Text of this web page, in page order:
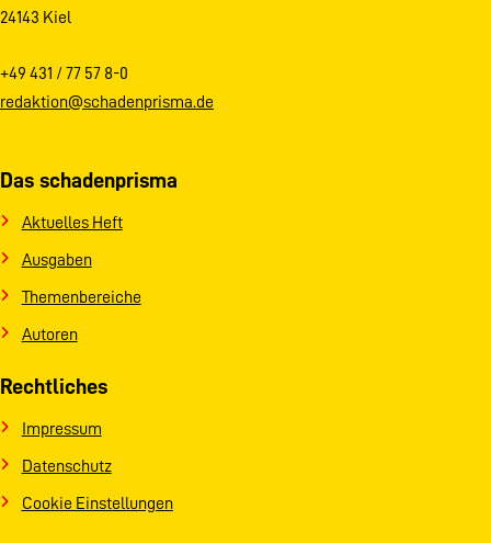
24143 Kiel
+49 431 / 77 57 8-0
redaktion@schadenprisma.de
Das schadenprisma
Aktuelles Heft
Ausgaben
Themenbereiche
Autoren
Rechtliches
Impressum
Datenschutz
Cookie Einstellungen